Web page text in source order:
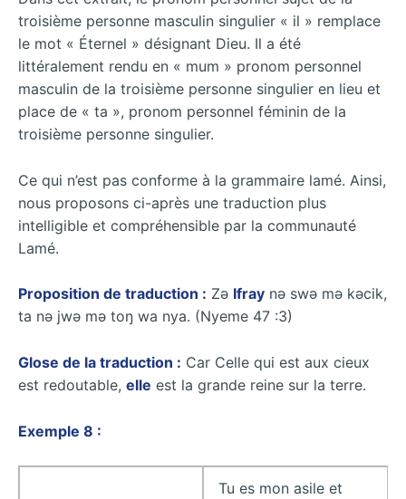
troisième personne masculin singulier « il » remplace
le mot « Éternel » désignant Dieu. Il a été
littéralement rendu en « mum » pronom personnel
masculin de la troisième personne singulier en lieu et
place de « ta », pronom personnel féminin de la
troisième personne singulier.
Ce qui n’est pas conforme à la grammaire lamé. Ainsi,
nous proposons ci-après une traduction plus
intelligible et compréhensible par la communauté
Lamé.
Proposition de traduction : Zǝ Ifray nǝ swǝ mǝ kǝcik,
ta nǝ jwǝ mǝ toŋ wa nya. (Nyeme 47 :3)
Glose de la traduction : Car Celle qui est aux cieux
est redoutable, elle est la grande reine sur la terre.
Exemple 8 :
Tu es mon asile et